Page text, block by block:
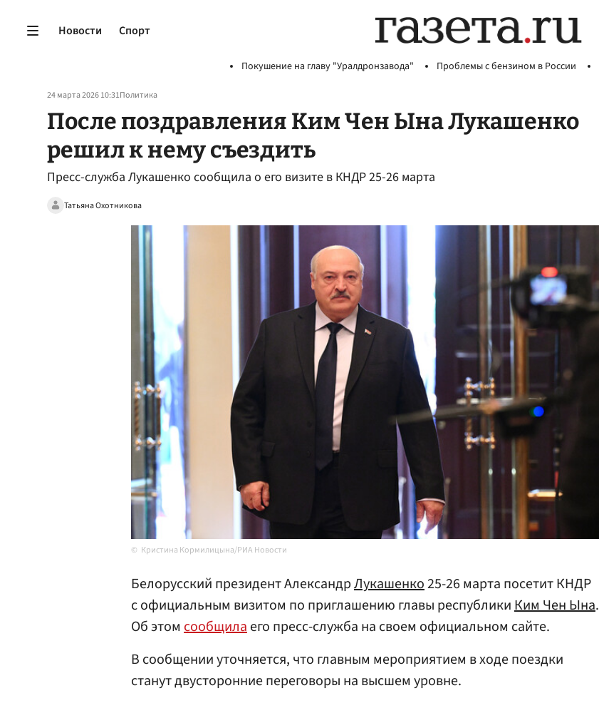
Новости Спорт
Покушение на главу "Уралдронзавода" Проблемы с бензином в России
24 марта 2026 10:31Политика
После поздравления Ким Чен Ына Лукашенко
решил к нему съездить
Пресс-служба Лукашенко сообщила о его визите в КНДР 25-26 марта
Татьяна Охотникова
Кристина Кормилицына/РИА Новости
Белорусский президент АлександрЛукашенко25-26 марта посетит КНДР
с официальным визитом по приглашению главы республикиКим Чен Ына.
Об этом сообщилаего пресс-служба на своем официальном сайте.
В сообщении уточняется, что главным мероприятием в ходе поездки
станут двусторонние переговоры на высшем уровне.